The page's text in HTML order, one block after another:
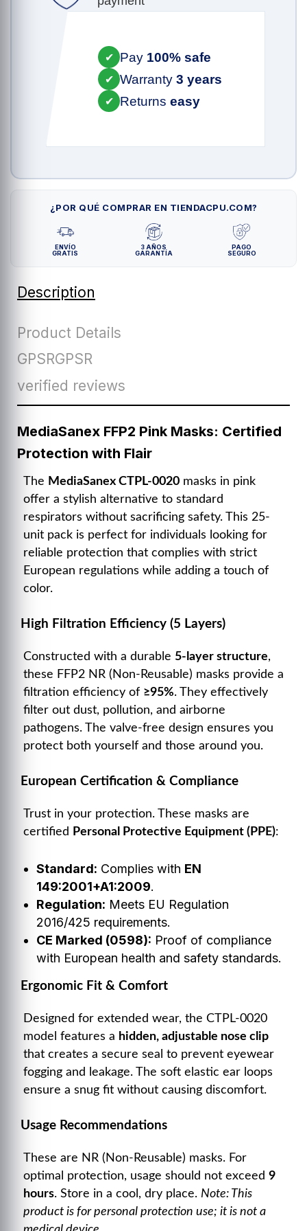
✔ Pay 100% safe
✔ Warranty 3 years
✔ Returns easy
¿POR QUÉ COMPRAR EN TIENDACPU.COM?
ENVÍO
GRATIS
3 AÑOS
GARANTÍA
PAGO
SEGURO
Description
Product Details
GPSRGPSR
verified reviews
MediaSanex FFP2 Pink Masks: Certified
Protection with Flair
The MediaSanex CTPL-0020 masks in pink
offer a stylish alternative to standard
respirators without sacrificing safety. This 25-
unit pack is perfect for individuals looking for
reliable protection that complies with strict
European regulations while adding a touch of
color.
High Filtration Efficiency (5 Layers)
Constructed with a durable 5-layer structure,
these FFP2 NR (Non-Reusable) masks provide a
filtration efficiency of ≥95%. They effectively
filter out dust, pollution, and airborne
pathogens. The valve-free design ensures you
protect both yourself and those around you.
European Certification & Compliance
Trust in your protection. These masks are
certified Personal Protective Equipment (PPE):
Standard: Complies with EN
149:2001+A1:2009.
Regulation: Meets EU Regulation
2016/425 requirements.
CE Marked (0598): Proof of compliance
with European health and safety standards.
Ergonomic Fit & Comfort
Designed for extended wear, the CTPL-0020
model features a hidden, adjustable nose clip
that creates a secure seal to prevent eyewear
fogging and leakage. The soft elastic ear loops
ensure a snug fit without causing discomfort.
Usage Recommendations
These are NR (Non-Reusable) masks. For
optimal protection, usage should not exceed 9
hours. Store in a cool, dry place. Note: This
product is for personal protection use; it is not a